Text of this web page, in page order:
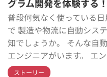
グラム開発を体験する！
普段何気なく使っている
で 製造や物流に自動シス
知でしょうか。 そんな自
エンジニアがいます。 エ
ストーリー